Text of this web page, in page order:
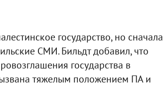
государство, но сначала
СМИ. Бильдт добавил, что
государства в
тяжелым положением ПА и